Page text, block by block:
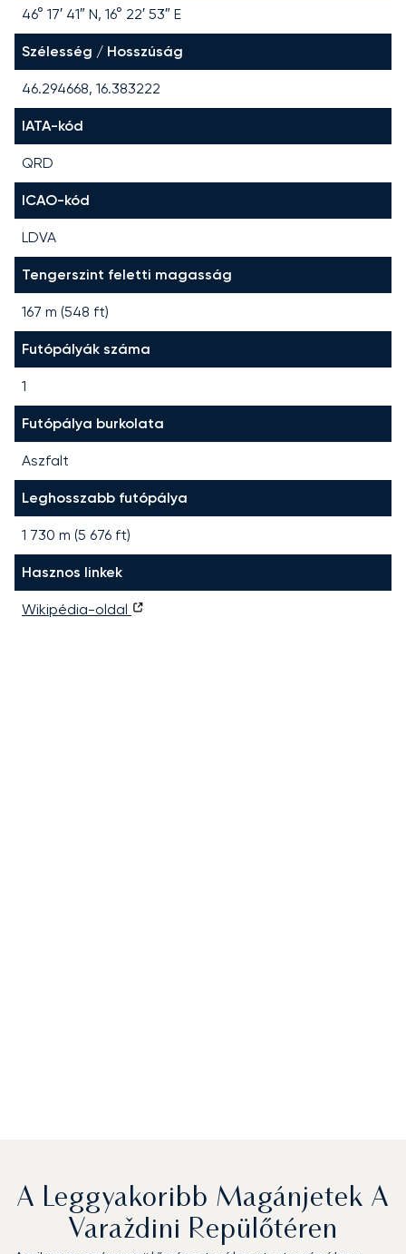
46° 17′ 41″ N, 16° 22′ 53″ E
Szélesség / Hosszúság
46.294668, 16.383222
IATA-kód
QRD
ICAO-kód
LDVA
Tengerszint feletti magasság
167 m (548 ft)
Futópályák száma
1
Futópálya burkolata
Aszfalt
Leghosszabb futópálya
1 730 m (5 676 ft)
Hasznos linkek
Wikipédia-oldal
A Leggyakoribb Magánjetek A
Varaždini Repülőtéren